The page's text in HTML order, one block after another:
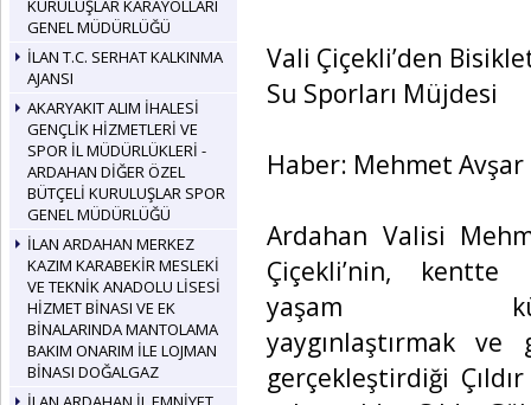
KURULUŞLAR KARAYOLLARI
GENEL MÜDÜRLÜĞÜ
İLAN T.C. SERHAT KALKINMA
AJANSI
AKARYAKIT ALIM İHALESİ
GENÇLİK HİZMETLERİ VE
SPOR İL MÜDÜRLÜKLERİ -
ARDAHAN DİĞER ÖZEL
BÜTÇELİ KURULUŞLAR SPOR
GENEL MÜDÜRLÜĞÜ
İLAN ARDAHAN MERKEZ
KAZIM KARABEKİR MESLEKİ
VE TEKNİK ANADOLU LİSESİ
HİZMET BİNASI VE EK
BİNALARINDA MANTOLAMA
BAKIM ONARIM İLE LOJMAN
BİNASI DOĞALGAZ
Vali Çiçekli’den
Su Sporları Müjdesi
Haber: Mehmet Avşar
Ardahan Valisi
Çiçekli’nin, kentte
yaşam
yaygınlaştırmak
gerçekleştirdiği